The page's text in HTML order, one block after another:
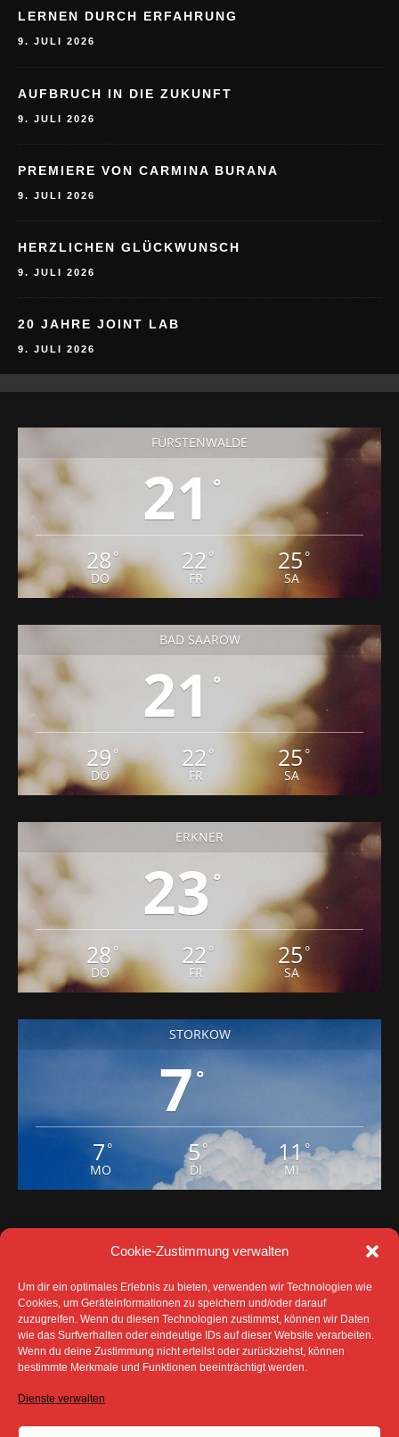
Cookie-Zustimmung verwalten
Um dir ein optimales Erlebnis zu bieten, verwenden wir Technologien wie
Cookies, um Geräteinformationen zu speichern und/oder darauf
zuzugreifen. Wenn du diesen Technologien zustimmst, können wir Daten
wie das Surfverhalten oder eindeutige IDs auf dieser Website verarbeiten.
Wenn du deine Zustimmung nicht erteilst oder zurückziehst, können
bestimmte Merkmale und Funktionen beeinträchtigt werden.
Dienste verwalten
LERNEN DURCH ERFAHRUNG
9. JULI 2026
AUFBRUCH IN DIE ZUKUNFT
9. JULI 2026
PREMIERE VON CARMINA BURANA
9. JULI 2026
HERZLICHEN GLÜCKWUNSCH
9. JULI 2026
20 JAHRE JOINT LAB
9. JULI 2026
FÜRSTENWALDE
21 °
28 °
DO
22 °
FR
25 °
SA
BAD SAAROW
21 °
29 °
DO
22 °
FR
25 °
SA
ERKNER
23 °
28 °
DO
22 °
FR
25 °
SA
STORKOW
7°
7 °
MO
5°
DI
11°
MI
IMPRESSUM
VERÖFFENTLICHTEN INFORMATIONEN UNTERLIEGEN -